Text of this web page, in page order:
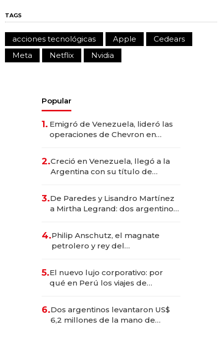
TAGS
acciones tecnológicas Apple
Cedears
Meta
Netflix Nvidia
Popular
1. Emigró de Venezuela, lideró las
operaciones de Chevron en
2.Creció en Venezuela, llegó a la
Argentina con su título de
las marcas "fast premium"
3.De Paredes y Lisandro Martínez
a Mirtha Legrand: dos argentinos
4.Philip Anschutz, el magnate
petrolero y rey del
Fénix
5.El nuevo lujo corporativo: por
qué en Perú los viajes de
para convertirse en experiencias
transformadoras
6.Dos argentinos levantaron US$
6,2 millones de la mano de